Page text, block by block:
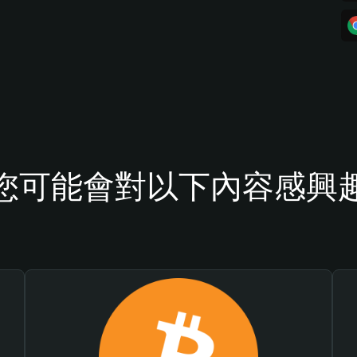
可能會對以下內容感興